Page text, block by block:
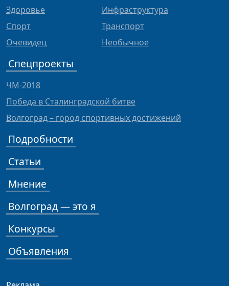
Здоровье
Спорт
Очевидец
Инфраструктура
Транспорт
Необычное
Спецпроекты
ЧМ-2018
Победа в Сталинградской битве
Волгоград – город спортивных достижений
Подробности
Статьи
Мнение
Волгоград — это я
Конкурсы
Объявления